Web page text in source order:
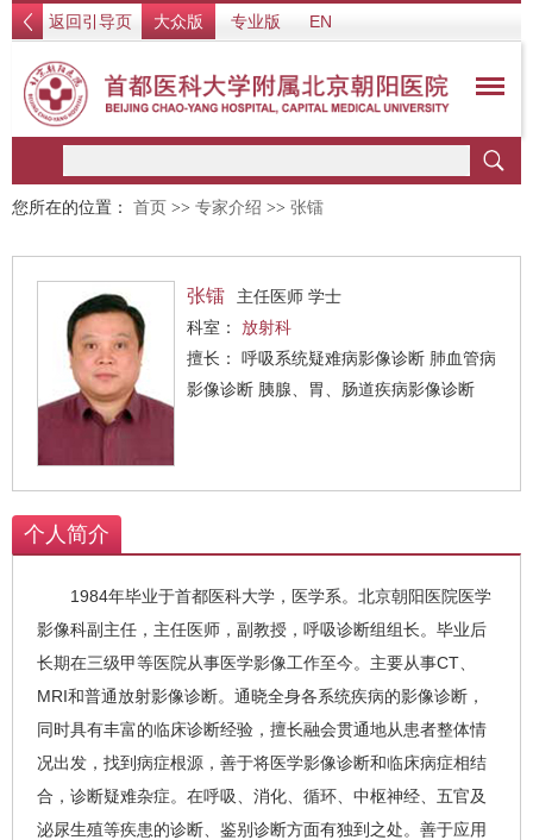
返回引导页 大众版 专业版 EN
您所在的位置： 首页 >> 专家介绍 >> 张镭
张镭
主任医师 学士
科室： 放射科
擅长： 呼吸系统疑难病影像诊断 肺血管病
影像诊断 胰腺、胃、肠道疾病影像诊断
个人简介
1984年毕业于首都医科大学，医学系。北京朝阳医院医学
影像科副主任，主任医师，副教授，呼吸诊断组组长。毕业后
长期在三级甲等医院从事医学影像工作至今。主要从事CT、
MRI和普通放射影像诊断。通晓全身各系统疾病的影像诊断，
同时具有丰富的临床诊断经验，擅长融会贯通地从患者整体情
况出发，找到病症根源，善于将医学影像诊断和临床病症相结
合，诊断疑难杂症。在呼吸、消化、循环、中枢神经、五官及
泌尿生殖等疾患的诊断、鉴别诊断方面有独到之处。善于应用